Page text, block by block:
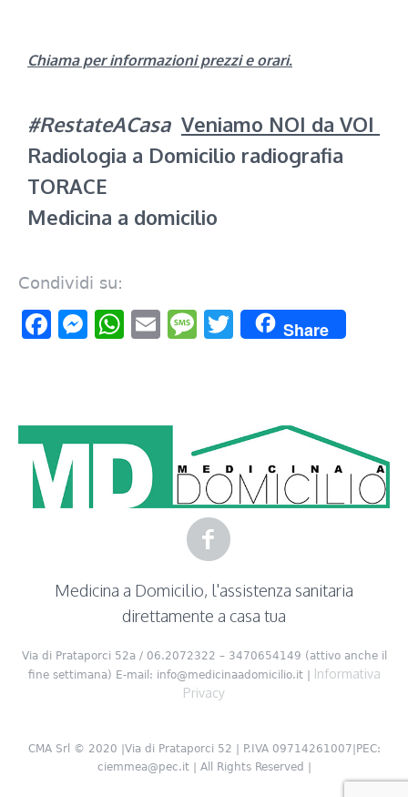
Chiama per informazioni prezzi e orari.
#RestateACasa Veniamo NOI da VOI
Radiologia a Domicilio radiografia
TORACE
Medicina a domicilio
Condividi su:
Facebook
Messenger
WhatsApp
EmailMessage
Twitter
Share
Medicina a Domicilio, l'assistenza sanitaria
direttamente a casa tua
Via di Prataporci 52a / 06.2072322 – 3470654149 (attivo anche il
fine settimana) E-mail: info@medicinaadomicilio.it | Informativa
Privacy
CMA Srl © 2020 |Via di Prataporci 52 | P.IVA 09714261007|PEC:
ciemmea@pec.it | All Rights Reserved |